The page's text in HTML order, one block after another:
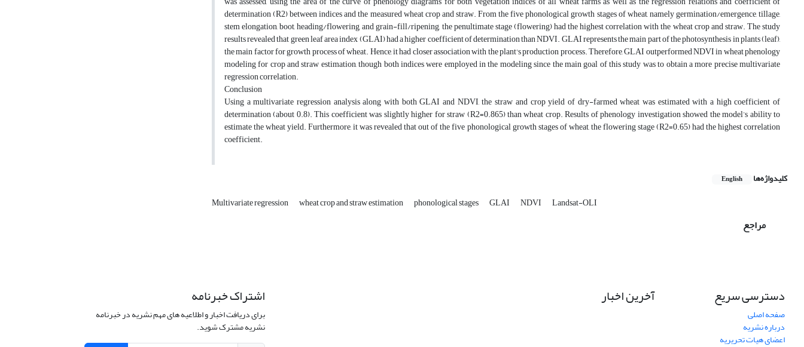
determination (R2) between indices and the measured wheat crop and straw. From the five phonological growth stages of wheat, namely germination/emergence, tillage,
stem elongation, boot, heading/flowering, and grain-fill/ripening, the penultimate stage (flowering) had the highest correlation with the wheat crop and straw. The study
results revealed that green leaf area index (GLAI) had a higher coefficient of determination than NDVI. GLAI represents the main part of the photosynthesis in plants (leaf),
the main factor for growth process of wheat. Hence, it had closer association with the plant's production process. Therefore, GLAI outperformed NDVI in wheat phenology
modeling for crop and straw estimation, though both indices were employed in the modeling since the main goal of this study was to obtain a more precise multivariate
regression correlation.
Conclusion
Using a multivariate regression analysis along with both GLAI and NDVI, the straw and crop yield of dry-farmed wheat was estimated with a high coefficient of
determination (about 0.8). This coefficient was slightly higher for straw (R2=0.865) than wheat crop. Results of phenology investigation showed the model’s ability to
estimate the wheat yield. Furthermore, it was revealed that out of the five phonological growth stages of wheat, the flowering stage (R2=0.65) had the highest correlation
coefficient.
کلیدواژه‌ها English
Multivariate regression wheat crop and straw estimation phonological stages GLAI NDVI Landsat-OLI
مراجع
دسترسی سریع
صفحه اصلی
درباره نشریه
اعضای هیات تحریریه
آخرین اخبار اشتراک خبرنامه
برای دریافت اخبار و اطلاعیه های مهم نشریه در خبرنامه
نشریه مشترک شوید.